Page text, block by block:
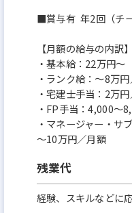
■賞与有 年2回（チ
【月額の給与の内訳】
・基本給：22万円～
・ランク給：～8万
・宅建士手当：2万
・FP手当：4,000～
・マネージャー・サ
～10万円／月額
残業代
経験、スキルなどに